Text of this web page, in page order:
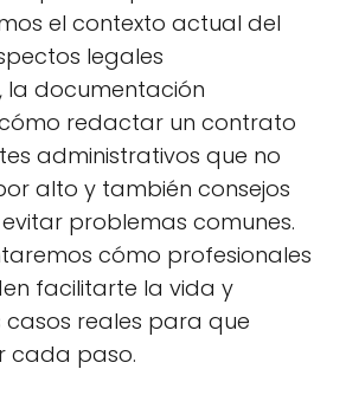
el contexto actual del
legales
la documentación
redactar un contrato
administrativos que no
alto y también consejos
problemas comunes.
cómo profesionales
facilitarte la vida y
reales para que
cada paso.